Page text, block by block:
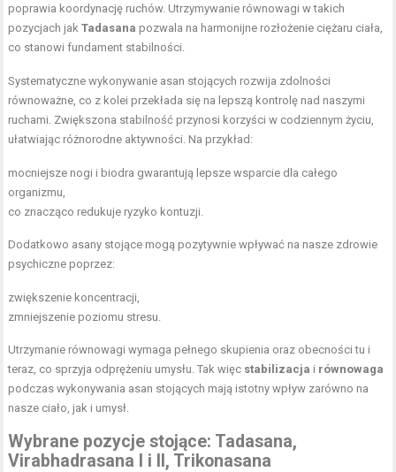
poprawia koordynację ruchów. Utrzymywanie równowagi w takich
pozycjach jakTadasana pozwala na harmonijne rozłożenie ciężaru ciała,
co stanowi fundament stabilności.
Systematyczne wykonywanie asan stojących rozwija zdolności
równoważne, co z kolei przekłada się na lepszą kontrolę nad naszymi
ruchami. Zwiększona stabilność przynosi korzyści w codziennym życiu,
ułatwiając różnorodne aktywności. Na przykład:
mocniejsze nogi i biodra gwarantują lepsze wsparcie dla całego
organizmu,
co znacząco redukuje ryzyko kontuzji.
Dodatkowo asany stojące mogą pozytywnie wpływać na nasze zdrowie
psychiczne poprzez:
zwiększenie koncentracji,
zmniejszenie poziomu stresu.
Utrzymanie równowagi wymaga pełnego skupienia oraz obecności tu i
teraz, co sprzyja odprężeniu umysłu. Tak więc stabilizacja i równowaga
podczas wykonywania asan stojących mają istotny wpływ zarówno na
nasze ciało, jak i umysł.
Wybrane pozycje stojące: Tadasana,
Virabhadrasana I i II, Trikonasana